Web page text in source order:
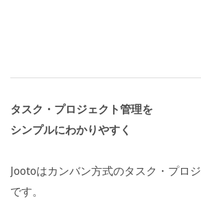
タスク・プロジェクト管理を
シンプルにわかりやすく
Jootoはカンバン方式のタスク・プロ
です。